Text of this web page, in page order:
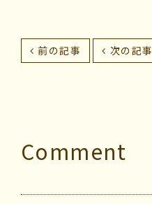
前の記事 次の記事
Comment